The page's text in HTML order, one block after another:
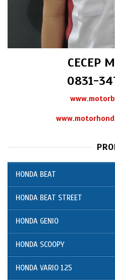
CECEP
0831-
HONDA BEAT
HONDA BEAT STREET
HONDA GENIO
HONDA SCOOPY
HONDA VARIO 125